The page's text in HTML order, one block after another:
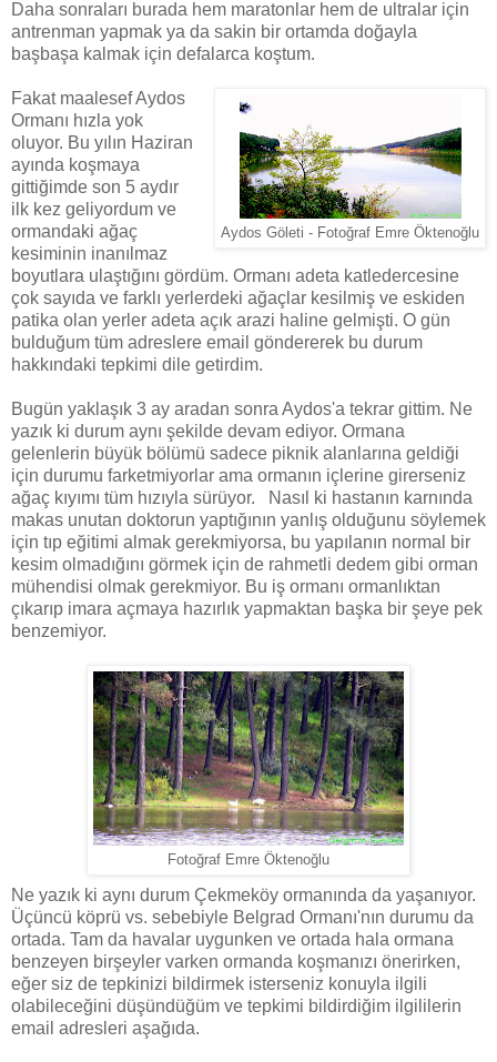
Daha sonraları burada hem maratonlar hem de ultralar için
antrenman yapmak ya da sakin bir ortamda doğayla
başbaşa kalmak için defalarca koştum.
Aydos Göleti - Fotoğraf Emre Öktenoğlu
Fakat maalesef Aydos
Ormanı hızla yok
oluyor. Bu yılın Haziran
ayında koşmaya
gittiğimde son 5 aydır
ilk kez geliyordum ve
ormandaki ağaç
kesiminin inanılmaz
boyutlara ulaştığını gördüm. Ormanı adeta katledercesine
çok sayıda ve farklı yerlerdeki ağaçlar kesilmiş ve eskiden
patika olan yerler adeta açık arazi haline gelmişti. O gün
bulduğum tüm adreslere email göndererek bu durum
hakkındaki tepkimi dile getirdim.
Bugün yaklaşık 3 ay aradan sonra Aydos'a tekrar gittim. Ne
yazık ki durum aynı şekilde devam ediyor. Ormana
gelenlerin büyük bölümü sadece piknik alanlarına geldiği
için durumu farketmiyorlar ama ormanın içlerine girerseniz
ağaç kıyımı tüm hızıyla sürüyor. Nasıl ki hastanın karnında
makas unutan doktorun yaptığının yanlış olduğunu söylemek
için tıp eğitimi almak gerekmiyorsa, bu yapılanın normal bir
kesim olmadığını görmek için de rahmetli dedem gibi orman
mühendisi olmak gerekmiyor. Bu iş ormanı ormanlıktan
çıkarıp imara açmaya hazırlık yapmaktan başka bir şeye pek
benzemiyor.
Fotoğraf Emre Öktenoğlu
Ne yazık ki aynı durum Çekmeköy ormanında da yaşanıyor.
Üçüncü köprü vs. sebebiyle Belgrad Ormanı'nın durumu da
ortada. Tam da havalar uygunken ve ortada hala ormana
benzeyen birşeyler varken ormanda koşmanızı önerirken,
eğer siz de tepkinizi bildirmek isterseniz konuyla ilgili
olabileceğini düşündüğüm ve tepkimi bildirdiğim ilgililerin
email adresleri aşağıda.